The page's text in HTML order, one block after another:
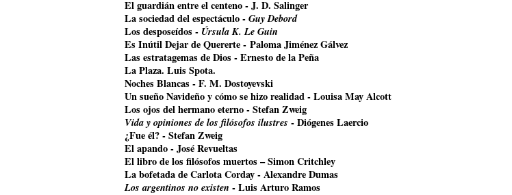
El guardián entre el centeno - J. D. Salinger
La sociedad del espectáculo -Guy Debord
Los desposeídos - Úrsula K. Le Guin
Es Inútil Dejar de Quererte - Paloma Jiménez Gálvez
Las estratagemas de Dios - Ernesto de la Peña
La Plaza. Luis Spota.
Noches Blancas - F. M. Dostoyevski
Un sueño Navideño y cómo se hizo realidad - Louisa May Alcott
Los ojos del hermano eterno - Stefan Zweig
Vida y opiniones de los filósofos ilustres - Diógenes Laercio
¿Fue él? - Stefan Zweig
El apando - José Revueltas
El libro de los filósofos muertos – Simon Critchley
La bofetada de Carlota Corday - Alexandre Dumas
Los argentinos no existen - Luis Arturo Ramos